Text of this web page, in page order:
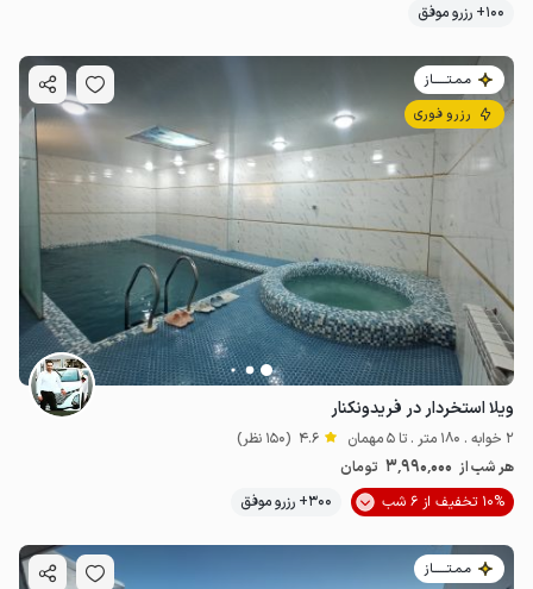
100+ رزرو موفق
مـمـتــــــاز
رزرو فوری
ویلا استخردار در فریدونکنار
2 خوابه . 180 متر . تا 5 مهمان 4.6 (150 نظر)
هر شب از 3٬990٬000 تومان
10% تخفیف از 6 شب
300+ رزرو موفق
مـمـتــــــاز